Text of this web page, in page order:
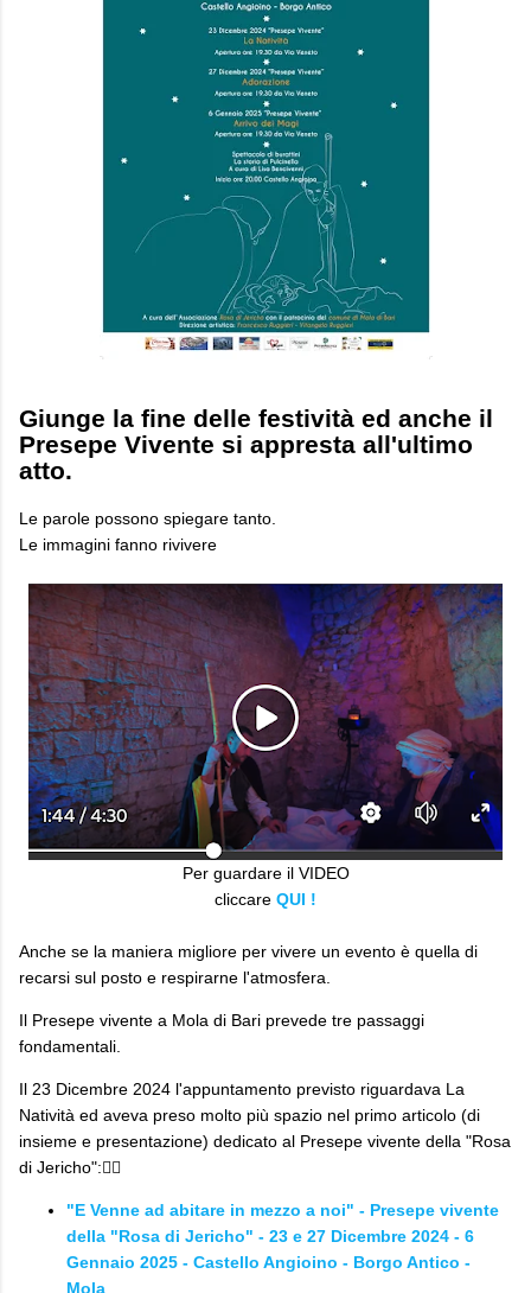
Giunge la fine delle festività ed anche il
Presepe Vivente si appresta all'ultimo
atto.
Le parole possono spiegare tanto.
Le immagini fanno rivivere
Per guardare il VIDEO
cliccare QUI !
Anche se la maniera migliore per vivere un evento è quella di
recarsi sul posto e respirarne l'atmosfera.
Il Presepe vivente a Mola di Bari prevede tre passaggi
fondamentali.
Il 23 Dicembre 2024 l'appuntamento previsto riguardava La
Natività ed aveva preso molto più spazio nel primo articolo (di
insieme e presentazione) dedicato al Presepe vivente della "Rosa
di Jericho":👇🏼
"E Venne ad abitare in mezzo a noi" - Presepe vivente
della "Rosa di Jericho" - 23 e 27 Dicembre 2024 - 6
Gennaio 2025 - Castello Angioino - Borgo Antico -
Mola